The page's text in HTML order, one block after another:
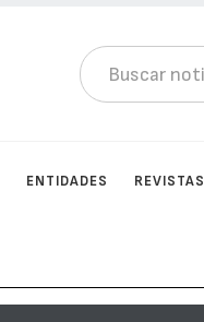
ENTIDADES REVISTAS